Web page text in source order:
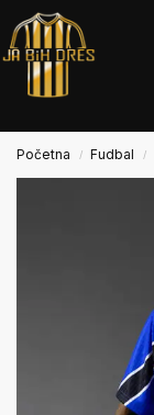
Početna / Fudbal /